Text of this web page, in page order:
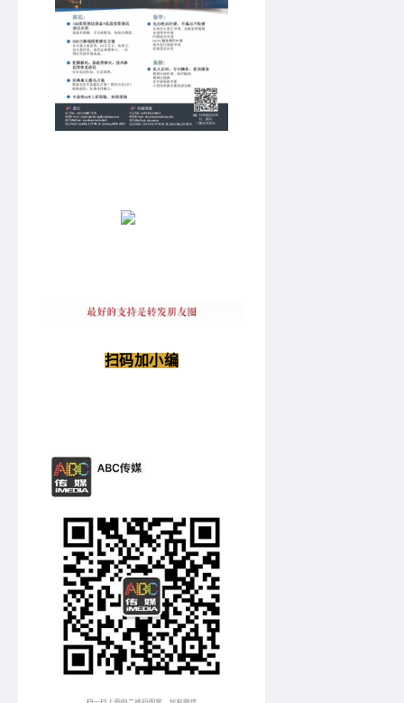
扫码加小编